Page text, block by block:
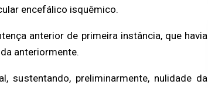
encefálico isquêmico.
anterior de primeira instância, que havia
anteriormente.
sustentando, preliminarmente, nulidade da